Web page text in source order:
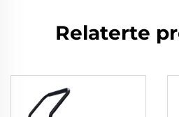
Relaterte